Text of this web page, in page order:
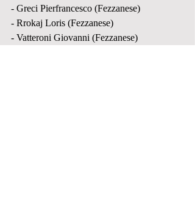
- Greci Pierfrancesco (Fezzanese)
- Rrokaj Loris (Fezzanese)
- Vatteroni Giovanni (Fezzanese)